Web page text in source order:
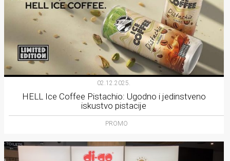
02.12.2025.
HELL Ice Coffee Pistachio: Ugodno i jedinstveno
iskustvo pistacije
PROMO